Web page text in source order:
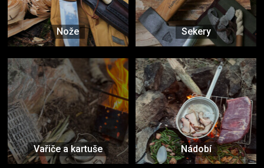
Nože Sekery
Vařiče a kartuše Nádobí